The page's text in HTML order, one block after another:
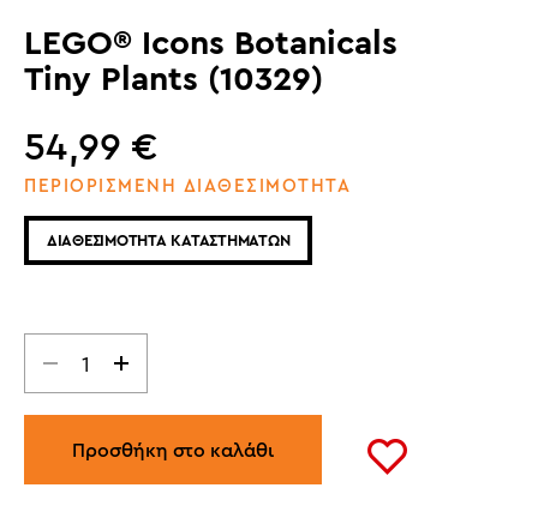
LEGO® Icons Botanicals
Tiny Plants (10329)
54,99 €
ΠΕΡΙΟΡΙΣΜΕΝΗ ΔΙΑΘΕΣΙΜΟΤΗΤΑ
ΔΙΑΘΕΣΙΜΟΤΗΤΑ ΚΑΤΑΣΤΗΜΑΤΩΝ
Προσθήκη στο καλάθι